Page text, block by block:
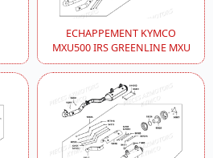
ECHAPPEMENT KYMCO
MXU500 IRS GREENLINE MXU